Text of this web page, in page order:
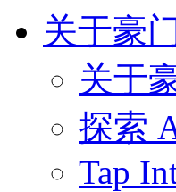
关于豪
关于
探索
Tap